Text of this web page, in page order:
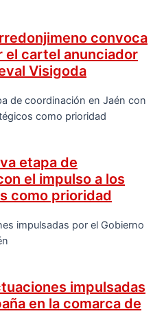
convoca
el cartel anunciador
Visigoda
etapa de
el impulso a los
como prioridad
impulsadas
en la comarca de